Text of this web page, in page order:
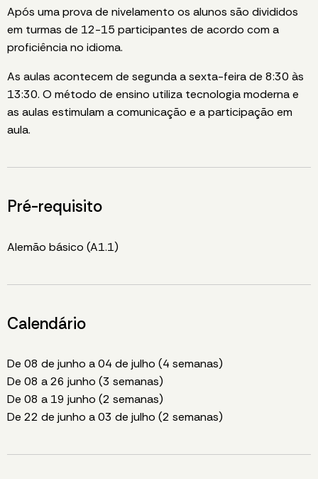
Após uma prova de nivelamento os alunos são divididos
em turmas de 12-15 participantes de acordo com a
proficiência no idioma.
As aulas acontecem de segunda a sexta-feira de 8:30 às
13:30. O método de ensino utiliza tecnologia moderna e
as aulas estimulam a comunicação e a participação em
aula.
Pré-requisito
Alemão básico (A1.1)
Calendário
De 08 de junho a 04 de julho (4 semanas)
De 08 a 26 junho (3 semanas)
De 08 a 19 junho (2 semanas)
De 22 de junho a 03 de julho (2 semanas)